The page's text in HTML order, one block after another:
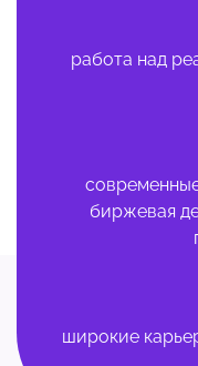
работа над
биржевая
широкие